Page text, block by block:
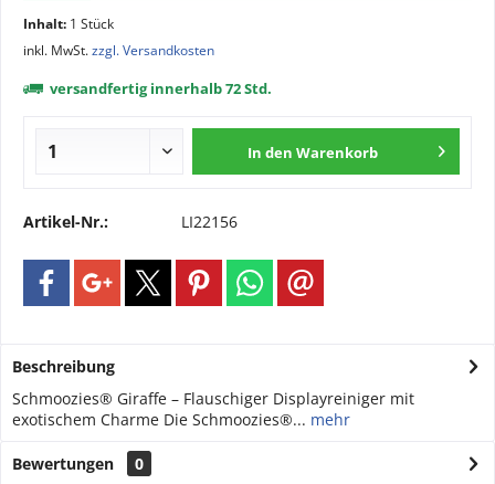
Inhalt: 1 Stück
inkl. MwSt.zzgl. Versandkosten
versandfertig innerhalb 72 Std.
In den Warenkorb
Artikel-Nr.: LI22156
Beschreibung
Schmoozies® Giraffe – Flauschiger Displayreiniger mit
exotischem Charme Die Schmoozies®... mehr
Bewertungen
0